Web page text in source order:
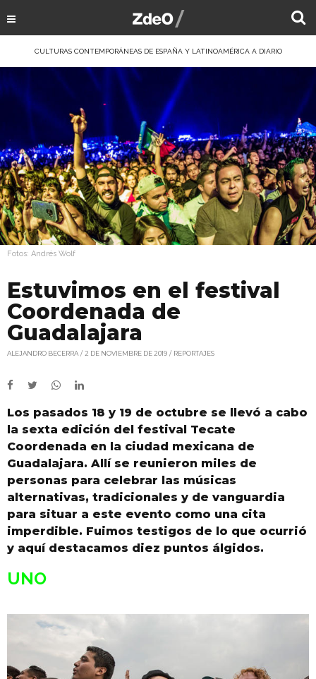
CULTURAS CONTEMPORÁNEAS DE ESPAÑA Y LATINOAMÉRICA A DIARIO
Fotos: Andrés Wolf
Estuvimos en el festival
Coordenada de
Guadalajara
ALEJANDRO BECERRA 2 DE NOVIEMBRE DE 2019 REPORTAJES
Los pasados 18 y 19 de octubre se llevó a cabo
la sexta edición del festival Tecate
Coordenada en la ciudad mexicana de
Guadalajara. Allí se reunieron miles de
personas para celebrar las músicas
alternativas, tradicionales y de vanguardia
para situar a este evento como una cita
imperdible. Fuimos testigos de lo que ocurrió
y aquí destacamos diez puntos álgidos.
UNO